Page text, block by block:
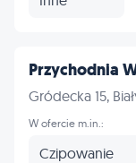
Przychodnia
Gródecka 15,
W ofercie m.in.:
Czipowanie